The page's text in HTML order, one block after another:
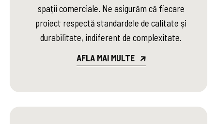
spații comerciale. Ne asigurăm că fiecare
proiect respectă standardele de calitate și
durabilitate, indiferent de complexitate.
AFLA MAI MULTE